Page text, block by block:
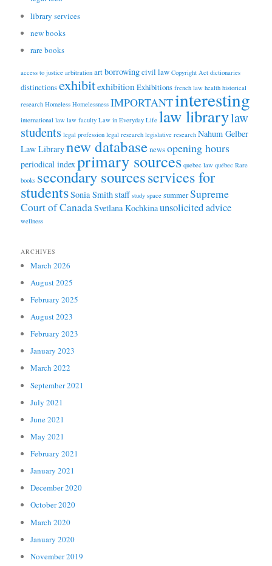
library services
new books
rare books
access to justice arbitration artborrowingcivil law Copyright Act dictionaries
distinctionsexhibitexhibitionExhibitions french law health historical
research Homeless Homelessness IMPORTANTinteresting
international law law faculty Law in Everyday Life law librarylaw
students legal profession legal research legislative research Nahum Gelber
Law Librarynew databasenewsopening hours
periodical indexprimary sources quebec law québec Rare
books secondary sourcesservices for
studentsSonia Smithstaff study space summerSupreme
Court of CanadaSvetlana Kochkinaunsolicited advice
wellness
ARCHIVES
March 2026
August 2025
February 2025
August 2023
February 2023
January 2023
March 2022
September 2021
July 2021
June 2021
May 2021
February 2021
January 2021
December 2020
October 2020
March 2020
January 2020
November 2019